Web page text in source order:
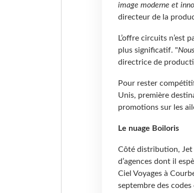
image moderne et
directeur de la
L’offre circuits n’est
plus significatif. "
directrice de
Pour rester
Unis, première
promotions sur les
Le nuage Boiloris
Côté distribution, Jet
d’agences dont il
Ciel Voyages à
septembre des